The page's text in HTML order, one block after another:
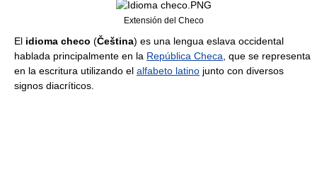
Extensión del Checo
El idioma checo (Čeština) es una lengua eslava occidental
hablada principalmente en la República Checa , que se representa
en la escritura utilizando el alfabeto latino junto con diversos
signos diacríticos.